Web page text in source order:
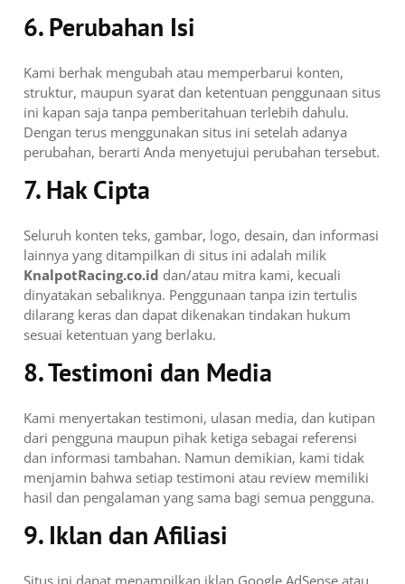
6. Perubahan Isi
Kami berhak mengubah atau memperbarui konten,
struktur, maupun syarat dan ketentuan penggunaan situs
ini kapan saja tanpa pemberitahuan terlebih dahulu.
Dengan terus menggunakan situs ini setelah adanya
perubahan, berarti Anda menyetujui perubahan tersebut.
7. Hak Cipta
Seluruh konten teks, gambar, logo, desain, dan informasi
lainnya yang ditampilkan di situs ini adalah milik
KnalpotRacing.co.id dan/atau mitra kami, kecuali
dinyatakan sebaliknya. Penggunaan tanpa izin tertulis
dilarang keras dan dapat dikenakan tindakan hukum
sesuai ketentuan yang berlaku.
8. Testimoni dan Media
Kami menyertakan testimoni, ulasan media, dan kutipan
dari pengguna maupun pihak ketiga sebagai referensi
dan informasi tambahan. Namun demikian, kami tidak
menjamin bahwa setiap testimoni atau review memiliki
hasil dan pengalaman yang sama bagi semua pengguna.
9. Iklan dan Afiliasi